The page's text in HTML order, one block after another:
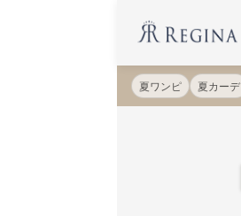
夏ワンピ 夏カーデ